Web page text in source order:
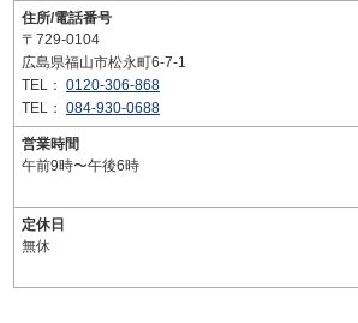
住所/電話番号
〒729-0104
広島県福山市松永町6-7-1
TEL： 0120-306-868
TEL： 084-930-0688
営業時間
午前9時〜午後6時
定休日
無休